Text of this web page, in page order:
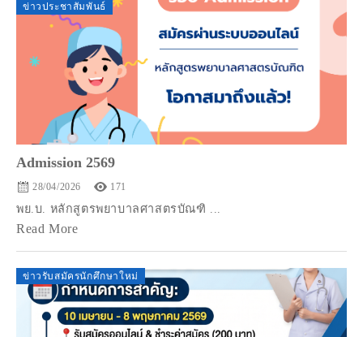
ข่าวประชาสัมพันธ์
Admission 2569
28/04/2026 171
พย.บ. หลักสูตรพยาบาลศาสตรบัณฑิ ...
Read More
ข่าวรับสมัครนักศึกษาใหม่